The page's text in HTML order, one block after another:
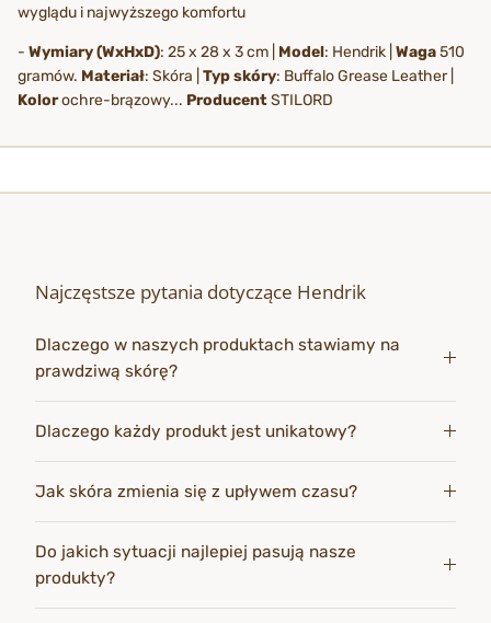
wyglądu i najwyższego komfortu
- Wymiary (WxHxD): 25 x 28 x 3 cm | Model: Hendrik | Waga510
gramów. Materiał: Skóra | Typ skóry: Buffalo Grease Leather |
Kolorochre-brązowy... ProducentSTILORD
Najczęstsze pytania dotyczące Hendrik
Dlaczego w naszych produktach stawiamy na
prawdziwą skórę?
Dlaczego każdy produkt jest unikatowy?
Jak skóra zmienia się z upływem czasu?
Do jakich sytuacji najlepiej pasują nasze
produkty?